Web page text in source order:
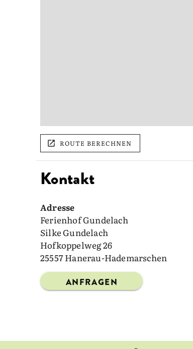
ROUTE BERECHNEN
Kontakt
Adresse
Ferienhof Gundelach
Silke Gundelach
Hofkoppelweg 26
25557 Hanerau-Hademarschen
ANFRAGEN